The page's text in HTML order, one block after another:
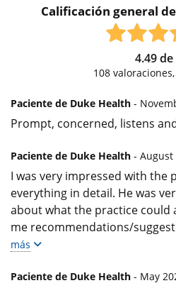
Calificación general
4.49de
108 valoraciones,
Paciente de Duke Health -
Prompt, concerned, listens
Paciente de Duke Health - August
I was very impressed with the
everything in detail. He was
about what the practice could
me recommendations/
más
Paciente de Duke Health - May